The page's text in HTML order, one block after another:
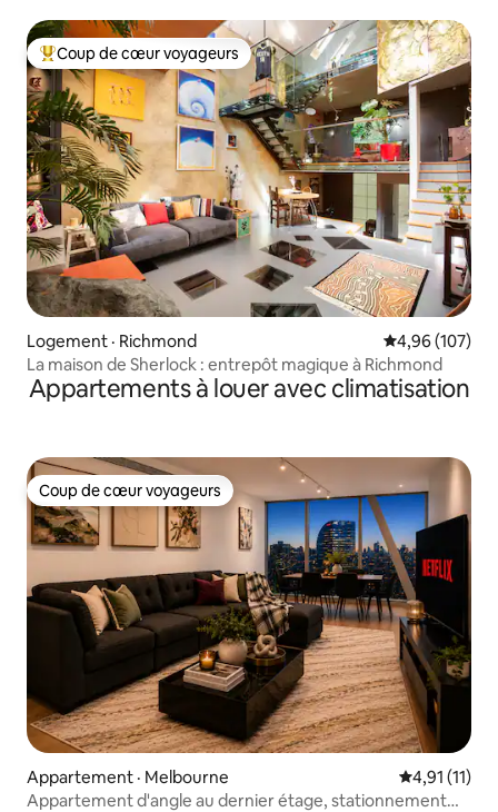
Coup de cœur voyageurs parmi les plus aimés
Coup de cœur voyageurs
Logement · Richmond Note
4,96 (107)
La maison de Sherlock : entrepôt magique à Richmond
Appartements à louer avec climatisation
Coup de cœur voyageurs
Coup de cœur voyageurs
Appartement · Melbourne Note
4,91 (11)
Appartement d'angle au dernier étage, stationnement